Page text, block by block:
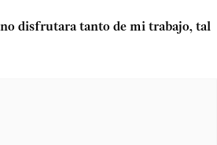
disfrutara tanto de mi trabajo, tal